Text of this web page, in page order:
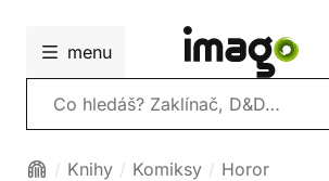
menu
Vyhledávání
Knihy Komiksy Horor